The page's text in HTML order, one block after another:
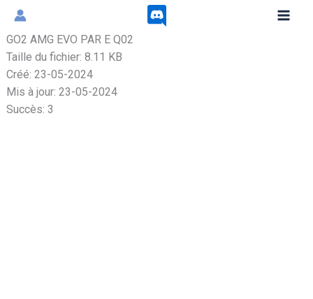
Aller
contenu
GO2 AMG EVO PAR E Q02
Taille du fichier: 8.11 KB
Créé: 23-05-2024
Mis à jour: 23-05-2024
Succès: 3